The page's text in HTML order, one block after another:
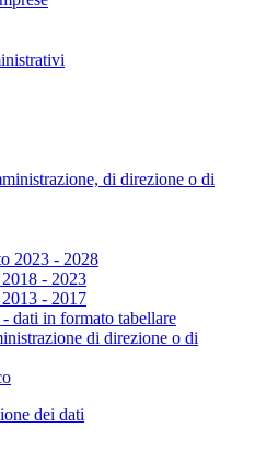
di direzione o di
2023 - 2028
- 2023
- 2017
dati in formato tabellare
di direzione o di
dei dati